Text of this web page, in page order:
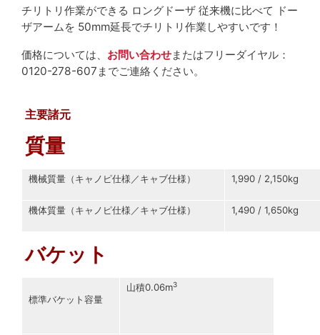
チリトリ作業ができる ロングドーザ 従来機に比べて ドー
ザアームを 50mm延長でチリトリ作業しやすいです！
価格については、 お問い合わせまたはフリーダイヤル：
0120-278-607までご連絡ください。
主要諸元
質量
機械質量（キャノピ仕様／キャブ仕様） 1,990 / 2,150kg
機体質量（キャノピ仕様／キャブ仕様） 1,490 / 1,650kg
バケット
標準バケット容量
山積0.06m3